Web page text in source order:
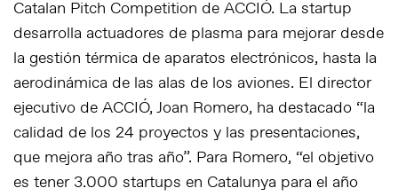
Catalan Pitch Competition de ACCIÓ. La startup
desarrolla actuadores de plasma para mejorar desde
la gestión térmica de aparatos electrónicos, hasta la
aerodinámica de las alas de los aviones. El director
ejecutivo de ACCIÓ, Joan Romero, ha destacado “la
calidad de los 24 proyectos y las presentaciones,
que mejora año tras año”. Para Romero, “el objetivo
es tener 3.000 startups en Catalunya para el año